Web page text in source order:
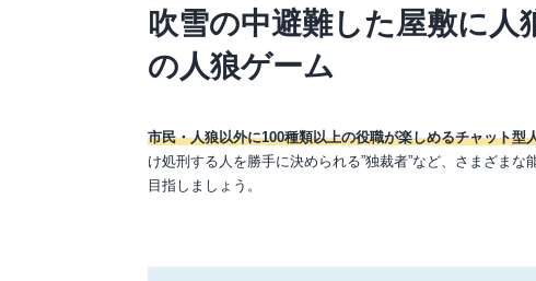
吹雪の中避難した屋敷に
の人狼ゲーム
市民・人狼以外に100種類以上の役職が楽しめるチャット型
け処刑する人を勝手に決められる”独裁者”など、さまざま
目指しましょう。